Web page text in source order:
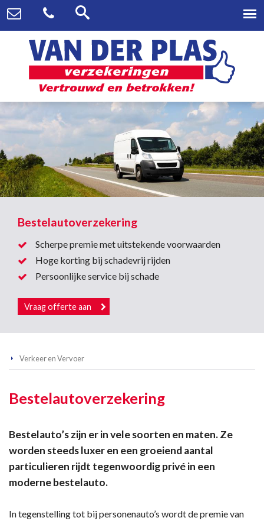
Bestelautoverzekering
Scherpe premie met uitstekende voorwaarden
Hoge korting bij schadevrij rijden
Persoonlijke service bij schade
Vraag offerte aan
Verkeer en Vervoer
Bestelautoverzekering
Bestelauto’s zijn er in vele soorten en maten. Ze
worden steeds luxer en een groeiend aantal
particulieren rijdt tegenwoordig privé in een
moderne bestelauto.
In tegenstelling tot bij personenauto’s wordt de premie van